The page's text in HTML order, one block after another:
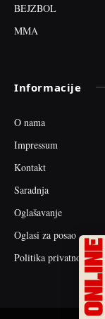
BEJZBOL
MMA
Informacije
O nama
Impressum
Kontakt
Saradnja
Oglašavanje
Oglasi za posao
Politika privatnosti